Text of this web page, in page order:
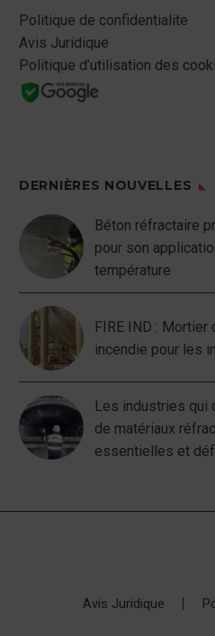
Politique de confidentialite
Avis Juridique
Politique d’utilisation des
DERNIÈRES NOUVELLES
Béton réfractaire
pour son
température
FIRE IND :
incendie pour les
Les industries qui
de matériaux
essentielles et
Avis Juridique